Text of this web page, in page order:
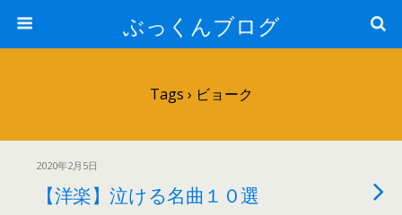
ぶっくんブログ
Tags › ビョーク
2020年2月5日
【洋楽】泣ける名曲１０選